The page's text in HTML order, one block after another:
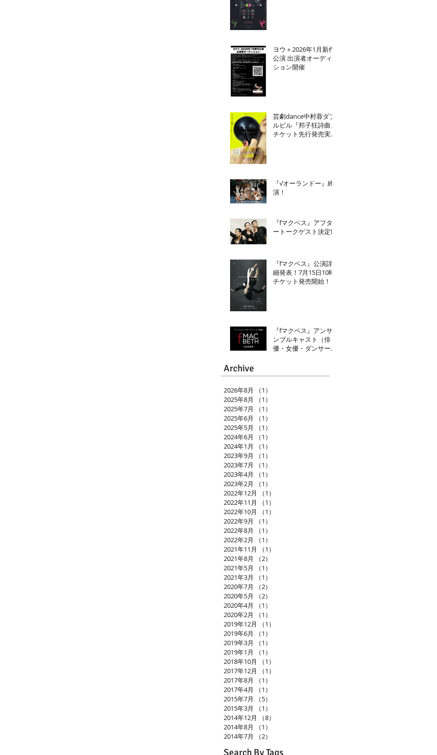
ヨウ＋2026年1月新作
公演 出演者オーディ
ション開催
芸劇dance中村蓉ダブ
ルビル『邦子狂詩曲』
チケット先行発売実施
『√オーランドー』終
演！
『fマクベス』アフタ
ートークゲスト決定‼️
『fマクベス』公演詳
細発表！7月15日10時
チケット発売開始！
『fマクベス』アンサ
ンブルキャスト（俳
優・女優・ダンサー）
Archive
2026年8月 （1）
2025年8月
（1）
2025年7月
（1）
2025年6月
（1）
2025年5月
（1）
2024年6月
（1）
2024年1月
（1）
2023年9月
（1）
2023年7月
（1）
2023年4月
（1）
2023年2月
（1）
2022年12月
（1）
2022年11月
（1）
2022年10月
（1）
2022年9月
（1）
2022年8月
（1）
2022年2月
（1）
2021年11月
（1）
2021年8月
（2）
2021年5月
（1）
2021年3月
（1）
2020年7月
（2）
2020年5月
（2）
2020年4月
（1）
2020年2月
（1）
2019年12月
（1）
2019年6月
（1）
2019年3月
（1）
2019年1月
（1）
2018年10月
（1）
2017年12月
（1）
2017年8月
（1）
2017年4月
（1）
2015年7月
（5）
2015年3月
（1）
2014年12月
（8）
2014年8月
（1）
2014年7月
（2）
Search By Tags